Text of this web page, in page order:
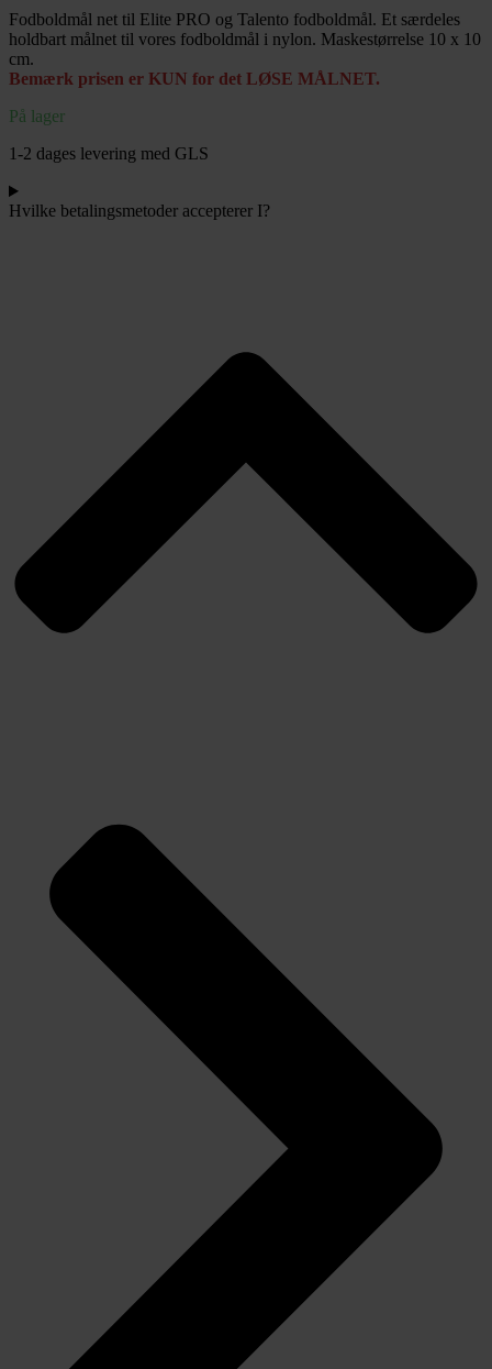
str.
300
x
200
–
antal
Fodboldmål net til Elite PRO og Talento fodboldmål. Et særdeles
holdbart målnet til vores fodboldmål i nylon. Maskestørrelse 10 x 10
cm.
Bemærk prisen er KUN for det LØSE MÅLNET.
På lager
1-2 dages levering med GLS
Hvilke betalingsmetoder accepterer I?